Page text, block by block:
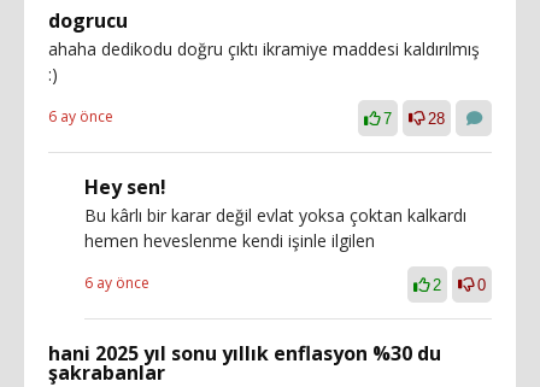
dogrucu
ahaha dedikodu doğru çıktı ikramiye maddesi kaldırılmış
:)
6 ay önce 7 28
Hey sen!
Bu kârlı bir karar değil evlat yoksa çoktan kalkardı
hemen heveslenme kendi işinle ilgilen
6 ay önce 2 0
hani 2025 yıl sonu yıllık enflasyon %30 du
şakrabanlar